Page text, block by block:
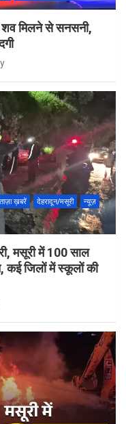
मिलने से सनसनी,
ताज़ा ख़बरें देहरादून/मसूरी
न्यूज़
मसूरी में 100 साल
कई जिलों में स्कूलों की